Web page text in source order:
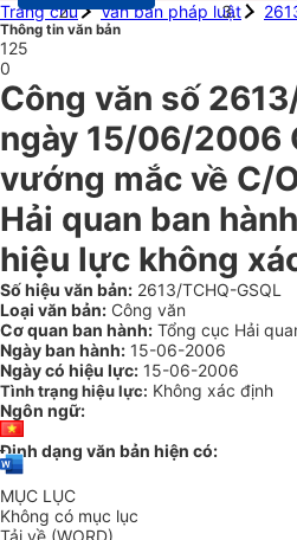
Trang chủ
Văn bản pháp luật
Thông tin văn bản
125
0
Công văn số
ngày 15/06/2006
vướng mắc về C/
Hải quan ban
hiệu lực không
Số hiệu văn bản: 2613/TCHQ-GSQL
Loại văn bản: Công văn
Cơ quan ban hành: Tổng cục Hải
Ngày ban hành: 15-06-2006
Ngày có hiệu lực: 15-06-2006
Tình trạng hiệu lực: Không xác định
Ngôn ngữ:
Định dạng văn bản hiện có:
MỤC LỤC
Không có mục lục
Tải về (WORD)